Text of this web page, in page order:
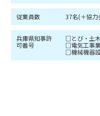
従業員数 37名(＋協力
兵庫県知事許
可番号
□とび・土
□電気工
□機械機器